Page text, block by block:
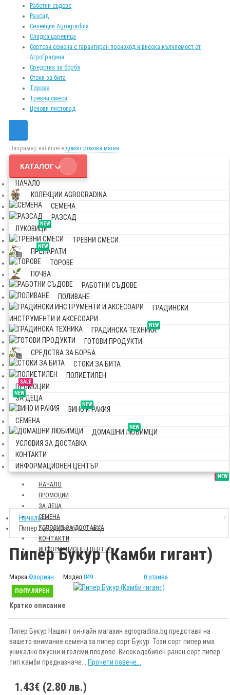
Работни съдове
Разсад
Селекции Agrogradina
Сладка царевица
Сортови семена с гарантиран произход и висока кълняемост от
АгроГрадина
Средства за борба
Стоки за бита
Торове
Тревни смеси
Ценови листопад
Например напишете,домат розова магия
КАТАЛОГ
НАЧАЛО
КОЛЕКЦИИ AGROGRADINA
СЕМЕНА
РАЗСАД
NEW
ЛУКОВИЦИ
ТРЕВНИ СМЕСИ
NEW
ПРЕПАРАТИ
ТОРОВЕ
ПОЧВА
РАБОТНИ СЪДОВЕ
ПОЛИВАНЕ
ГРАДИНСКИ
ИНСТРУМЕНТИ И АКСЕСОАРИ
NEW
ГРАДИНСКА ТЕХНИКА
ГОТОВИ ПРОДУКТИ
СРЕДСТВА ЗА БОРБА
СТОКИ ЗА БИТА
ПОЛИЕТИЛЕН
SALE
ПРОМОЦИИ
NEW
ЗА ДЕЦА
NEW
ВИНО И РАКИЯ
СЕМЕНА
NEW
ДОМАШНИ ЛЮБИМЦИ
УСЛОВИЯ ЗА ДОСТАВКА
КОНТАКТИ
ИНФОРМАЦИОНЕН ЦЕНТЪР
НАЧАЛО
SALE
ПРОМОЦИИ
NEW
ЗА ДЕЦА
СЕМЕНА
УСЛОВИЯ ЗА ДОСТАВКА
КОНТАКТИ
ИНФОРМАЦИОНЕН ЦЕНТЪР
Начало
Пипер Букур (Камби гигант)
Пипер Букур (Камби гигант)
Марка Флориан Модел 849 0 отзива
ПОПУЛЯРЕН
Кратко описание
Пипер Букур Нашият он-лайн магазин agrogradina.bg представя на
вашето внимание семена за пипер сорт Букур. Този сорт пипер има
уникално вкусни и големи плодове. Високодобивен ранен сорт пипер
тип камби предназначе... Прочети повече...
1.43€ (2.80 лв.)